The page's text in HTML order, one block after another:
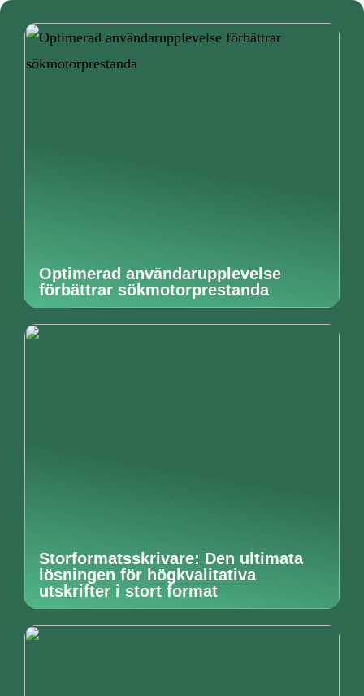
Optimerad användarupplevelse
förbättrar sökmotorprestanda
Storformatsskrivare: Den ultimata
lösningen för högkvalitativa
utskrifter i stort format